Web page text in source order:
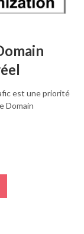
est une priorité
Domain